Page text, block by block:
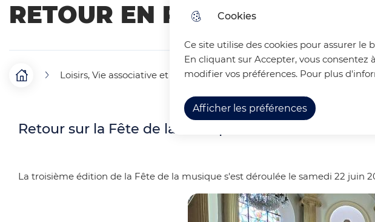
Cookies
Ce site utilise des cookies pour assurer
En cliquant sur Accepter, vous
modifier vos préférences. Pour plus
Afficher les préférences
a
t
i
o
n
i
n
RETOUR EN PHOTOS SUR
FAccueil Loisirs, Vie associative et Commerces Les Festivités en photos
Retour sur la Fête de la musique dans la commune
La troisième édition de la Fête de la musique s'est déroulée le samedi 22 juin